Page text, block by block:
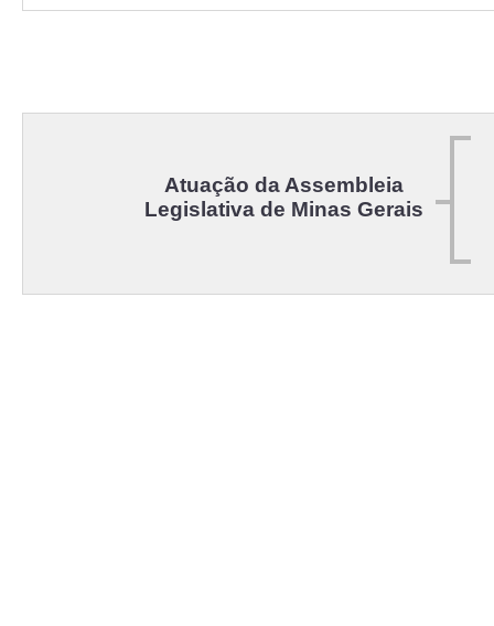
Atuação da Assembleia
Legislativa de Minas Gerais